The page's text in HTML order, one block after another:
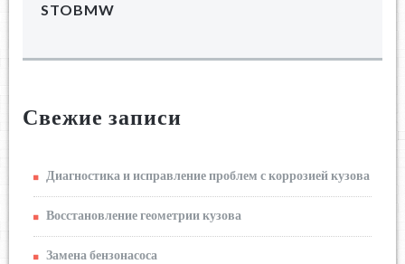
STOBMW
Свежие записи
Диагностика и исправление проблем с коррозией кузова
Восстановление геометрии кузова
Замена бензонасоса